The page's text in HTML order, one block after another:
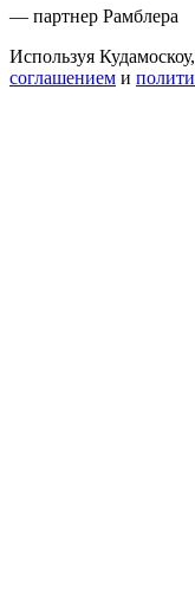
— партнер Рамблера
Используя
соглашением и